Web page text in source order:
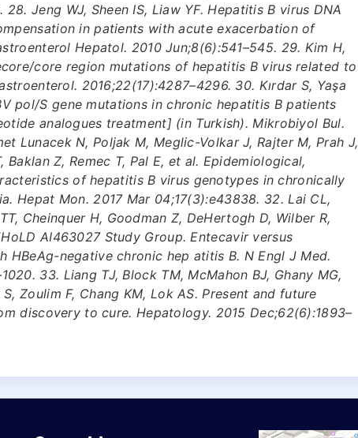
Jeng WJ, Sheen IS, Liaw YF. Hepatitis B virus DNA
in patients with acute exacerbation of
Hepatol. 2010 Jun;8(6):541–545. 29. Kim H,
core region mutations of hepatitis B virus related to
2016;22(17):4287–4296. 30. Kırdar S, Yaşa
pol/S gene mutations in chronic hepatitis B patients
analogues treatment] (in Turkish). Mikrobiyol Bul.
Lunacek N, Poljak M, Meglic-Volkar J, Rajter M, Prah J,
Baklan Z, Remec T, Pal E, et al. Epidemiological,
of hepatitis B virus genotypes in chronically
Hepat Mon. 2017 Mar 04;17(3):e43838. 32. Lai CL,
Cheinquer H, Goodman Z, DeHertogh D, Wilber R,
AI463027 Study Group. Entecavir versus
HBeAg-negative chronic hep atitis B. N Engl J Med.
33. Liang TJ, Block TM, McMahon BJ, Ghany MG,
Zoulim F, Chang KM, Lok AS. Present and future
discovery to cure. Hepatology. 2015 Dec;62(6):1893–